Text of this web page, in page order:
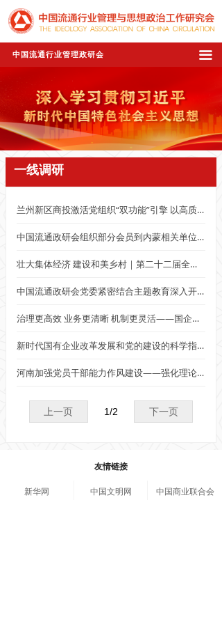
끀
中国流通行业管理政研会
兰州新区商投激活党组织“双功能”引擎 以高质量党建助力企业高质量发展
中国流通政研会组织部分会员到内蒙相关单位调研
壮大集体经济 建设和美乡村｜第二十二届全国“村长”论坛在武安白沙村开幕
中国流通政研会党委紧密结合主题教育深入开展调研
治理更高效 业务更清晰 机制更灵活——国企改革三年行动成效观察
新时代国有企业改革发展和党的建设的科学指南
河南加强党员干部能力作风建设——强化理论武装 巩固学习成
上一页 下一页
1/2
一线调研
友情链接
新华网 中国文明网 中国商业联合会